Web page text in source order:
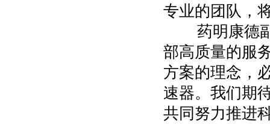
专业的团队，
药明康德副
部高质量的服
方案的理念，
速器。我们期
共同努力推进